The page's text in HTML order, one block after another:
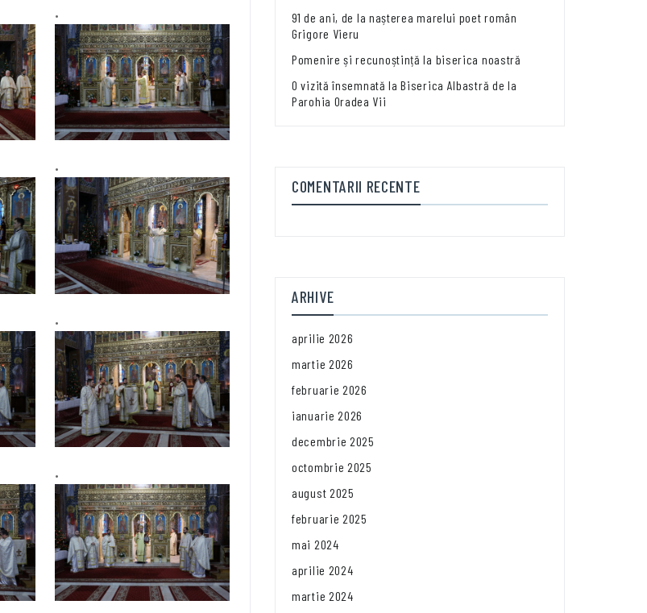
91 de ani, de la nașterea marelui poet român
Grigore Vieru
Pomenire și recunoștință la biserica noastră
O vizită însemnată la Biserica Albastră de la
Parohia Oradea Vii
COMENTARII RECENTE
ARHIVE
aprilie 2026
martie 2026
februarie 2026
ianuarie 2026
decembrie 2025
octombrie 2025
august 2025
februarie 2025
mai 2024
aprilie 2024
martie 2024